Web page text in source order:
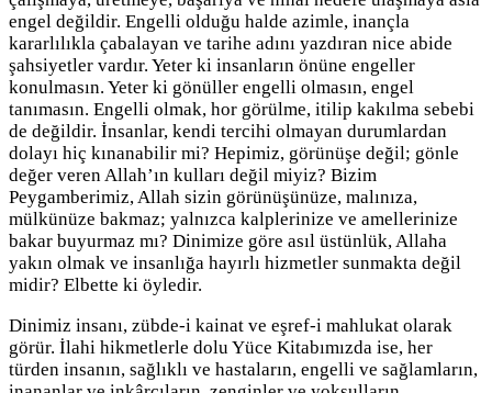
engel değildir. Engelli olduğu halde azimle, inançla
kararlılıkla çabalayan ve tarihe adını yazdıran nice abide
şahsiyetler vardır. Yeter ki insanların önüne engeller
konulmasın. Yeter ki gönüller engelli olmasın, engel
tanımasın. Engelli olmak, hor görülme, itilip kakılma sebebi
de değildir. İnsanlar, kendi tercihi olmayan durumlardan
dolayı hiç kınanabilir mi? Hepimiz, görünüşe değil; gönle
değer veren Allah’ın kulları değil miyiz? Bizim
Peygamberimiz, Allah sizin görünüşünüze, malınıza,
mülkünüze bakmaz; yalnızca kalplerinize ve amellerinize
bakar buyurmaz mı? Dinimize göre asıl üstünlük, Allaha
yakın olmak ve insanlığa hayırlı hizmetler sunmakta değil
midir? Elbette ki öyledir.
Dinimiz insanı, zübde-i kainat ve eşref-i mahlukat olarak
görür. İlahi hikmetlerle dolu Yüce Kitabımızda ise, her
türden insanın, sağlıklı ve hastaların, engelli ve sağlamların,